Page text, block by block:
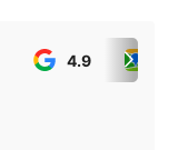
4.9